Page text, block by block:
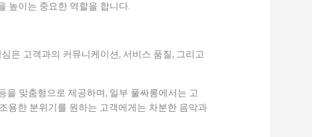
높이는 중요한 역할을 합니다.
은 고객과의 커뮤니케이션, 서비스 품질, 그리고
을 맞춤형으로 제공하며, 일부 풀싸롱에서는 고
용한 분위기를 원하는 고객에게는 차분한 음악과